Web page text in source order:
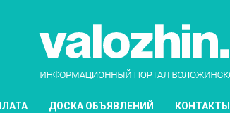
ДОСКА ОБЪЯВЛЕНИЙ КОНТАКТЫ